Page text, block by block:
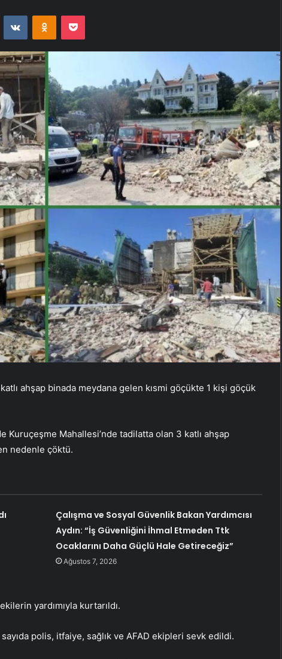
VKontakteOdnoklassniki
Pocket
ahşap binada meydana gelen kısmi göçükte 1 kişi göçük
Mahallesi’nde tadilatta olan 3 katlı ahşap
nedenle çöktü.
Çalışma ve Sosyal Güvenlik Bakan Yardımcısı
Aydın: “İş Güvenliğini İhmal Etmeden Ttk
Ocaklarını Daha Güçlü Hale Getireceğiz”
Ağustos 7, 2026
yardımıyla kurtarıldı.
polis, itfaiye, sağlık ve AFAD ekipleri sevk edildi.